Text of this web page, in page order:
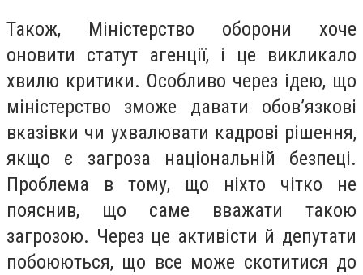
Також, Міністерство оборони хоче
оновити статут агенції, і це викликало
хвилю критики. Особливо через ідею, що
міністерство зможе давати обов’язкові
вказівки чи ухвалювати кадрові рішення,
якщо є загроза національній безпеці.
Проблема в тому, що ніхто чітко не
пояснив, що саме вважати такою
загрозою. Через це активісти й депутати
побоюються, що все може скотитися до